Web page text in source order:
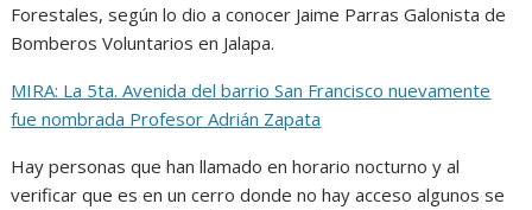
Forestales, según lo dio a conocer Jaime Parras Galonista de
Bomberos Voluntarios en Jalapa.
MIRA: La 5ta. Avenida del barrio San Francisco nuevamente
fue nombrada Profesor Adrián Zapata
Hay personas que han llamado en horario nocturno y al
verificar que es en un cerro donde no hay acceso algunos se